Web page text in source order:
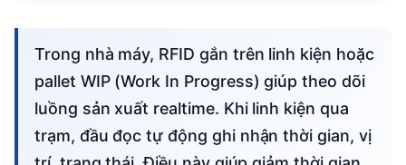
Trong nhà máy, RFID gắn trên linh kiện hoặc
pallet WIP (Work In Progress) giúp theo dõi
luồng sản xuất realtime. Khi linh kiện qua
trạm, đầu đọc tự động ghi nhận thời gian, vị